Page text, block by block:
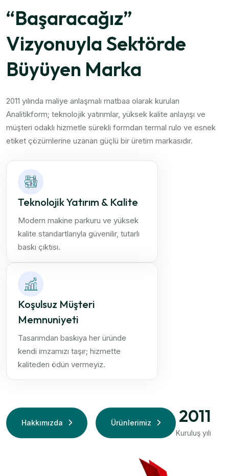
“Başaracağız”
Vizyonuyla Sektörde
Büyüyen Marka
2011 yılında maliye anlaşmalı matbaa olarak kurulan
Analitikform; teknolojik yatırımlar, yüksek kalite anlayışı ve
müşteri odaklı hizmetle sürekli formdan termal rulo ve esnek
etiket çözümlerine uzanan güçlü bir üretim markasıdır.
Teknolojik Yatırım & Kalite
Modern makine parkuru ve yüksek
kalite standartlarıyla güvenilir, tutarlı
baskı çıktısı.
Koşulsuz Müşteri
Memnuniyeti
Tasarımdan baskıya her üründe
kendi imzamızı taşır; hizmette
kaliteden ödün vermeyiz.
Hakkımızda Ürünlerimiz 2011
Kuruluş yılı